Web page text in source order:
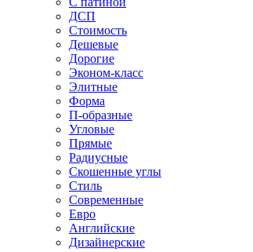
ДСП
Стоимость
Дешевые
Дорогие
Эконом-класс
Элитные
Форма
П-образные
Угловые
Прямые
Радиусные
Скошенные углы
Стиль
Современные
Евро
Английские
Дизайнерские